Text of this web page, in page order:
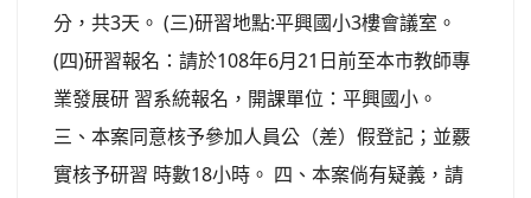
分，共3天。 (三)研習地點:平興國小3樓會議室。
(四)研習報名：請於108年6月21日前至本市教師專
業發展研 習系統報名，開課單位：平興國小。
三、本案同意核予參加人員公（差）假登記；並覈
實核予研習 時數18小時。 四、本案倘有疑義，請